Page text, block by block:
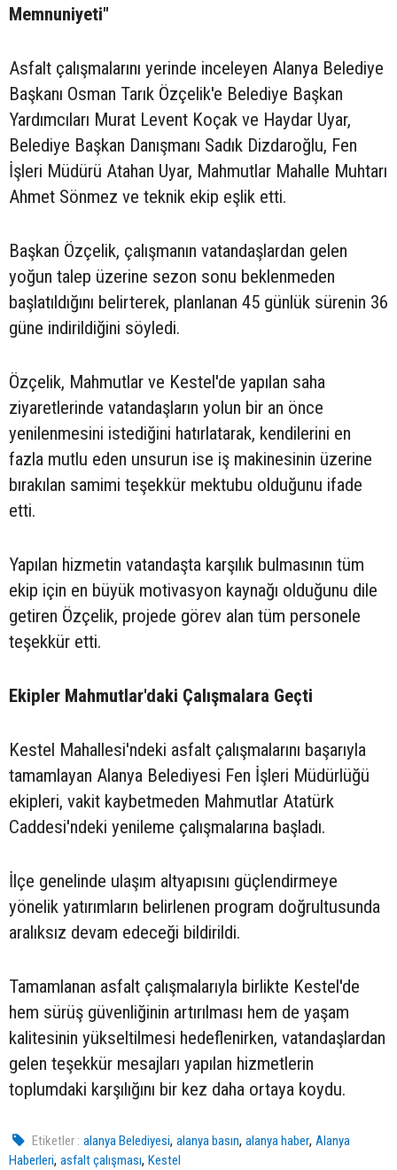
Memnuniyeti"
Asfalt çalışmalarını yerinde inceleyen Alanya Belediye
Başkanı Osman Tarık Özçelik'e Belediye Başkan
Yardımcıları Murat Levent Koçak ve Haydar Uyar,
Belediye Başkan Danışmanı Sadık Dizdaroğlu, Fen
İşleri Müdürü Atahan Uyar, Mahmutlar Mahalle Muhtarı
Ahmet Sönmez ve teknik ekip eşlik etti.
Başkan Özçelik, çalışmanın vatandaşlardan gelen
yoğun talep üzerine sezon sonu beklenmeden
başlatıldığını belirterek, planlanan 45 günlük sürenin 36
güne indirildiğini söyledi.
Özçelik, Mahmutlar ve Kestel'de yapılan saha
ziyaretlerinde vatandaşların yolun bir an önce
yenilenmesini istediğini hatırlatarak, kendilerini en
fazla mutlu eden unsurun ise iş makinesinin üzerine
bırakılan samimi teşekkür mektubu olduğunu ifade
etti.
Yapılan hizmetin vatandaşta karşılık bulmasının tüm
ekip için en büyük motivasyon kaynağı olduğunu dile
getiren Özçelik, projede görev alan tüm personele
teşekkür etti.
Ekipler Mahmutlar'daki Çalışmalara Geçti
Kestel Mahallesi'ndeki asfalt çalışmalarını başarıyla
tamamlayan Alanya Belediyesi Fen İşleri Müdürlüğü
ekipleri, vakit kaybetmeden Mahmutlar Atatürk
Caddesi'ndeki yenileme çalışmalarına başladı.
İlçe genelinde ulaşım altyapısını güçlendirmeye
yönelik yatırımların belirlenen program doğrultusunda
aralıksız devam edeceği bildirildi.
Tamamlanan asfalt çalışmalarıyla birlikte Kestel'de
hem sürüş güvenliğinin artırılması hem de yaşam
kalitesinin yükseltilmesi hedeflenirken, vatandaşlardan
gelen teşekkür mesajları yapılan hizmetlerin
toplumdaki karşılığını bir kez daha ortaya koydu.
Etiketler : alanya Belediyesi,alanya basın,alanya haber,Alanya
Haberleri, asfalt çalışması, Kestel